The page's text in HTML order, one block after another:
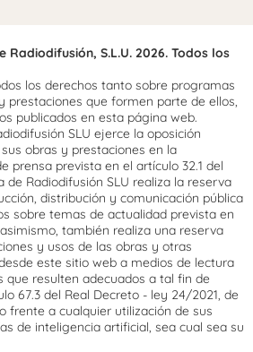
Radiodifusión, S.L.U. 2026. Todos los
los derechos tanto sobre programas
prestaciones que formen parte de ellos,
publicados en esta página web.
SLU ejerce la oposición
obras y prestaciones en la
prensa prevista en el artículo 32.1 del
de Radiodifusión SLU realiza la reserva
distribución y comunicación pública
sobre temas de actualidad prevista en
asimismo, también realiza una reserva
y usos de las obras y otras
este sitio web a medios de lectura
que resulten adecuados a tal fin de
67.3 del Real Decreto - ley 24/2021, de
frente a cualquier utilización de sus
de inteligencia artificial, sea cual sea su